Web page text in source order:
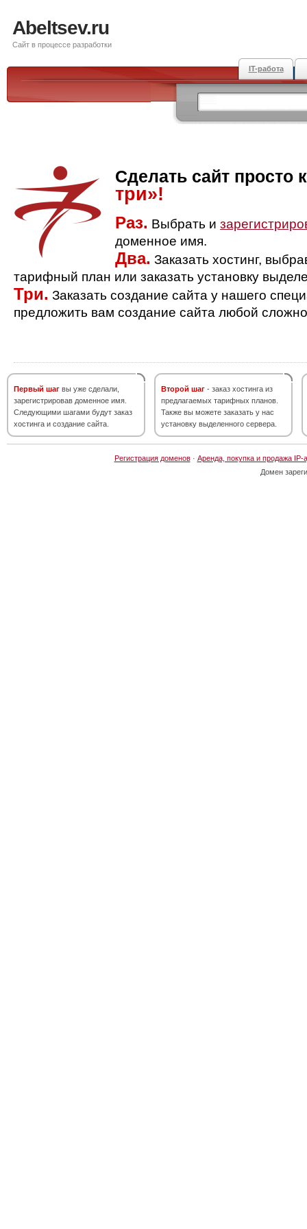
Abeltsev.ru
Сайт в процессе разработки
IT-работа
Сделать сайт просто
три»!
Раз. Выбрать и
доменное имя.
Два. Заказать хостинг,
тарифный план или заказать установку
Три. Заказать создание сайта у нашего
предложить вам создание сайта любой
Первый шаг вы уже сделали,
зарегистрировав доменное имя.
Следующими шагами будут заказ
хостинга и создание сайта.
Второй шаг - заказ хостинга из
предлагаемых тарифных планов.
Также вы можете заказать у нас
установку выделенного сервера.
Регистрация доменов· Аренда, покупка и продажа IP-
Домен